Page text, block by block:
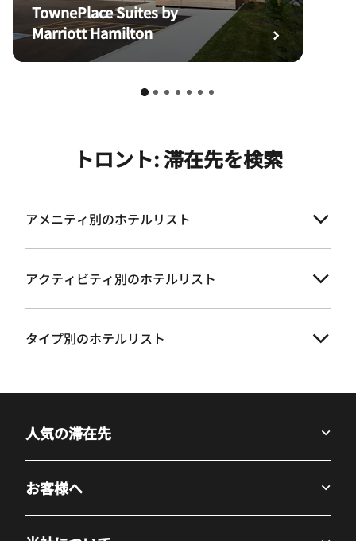
TownePlace Suites by
Marriott Hamilton
トロント: 滞在先を検索
アメニティ別のホテルリスト
アクティビティ別のホテルリスト
タイプ別のホテルリスト
人気の滞在先
お客様へ